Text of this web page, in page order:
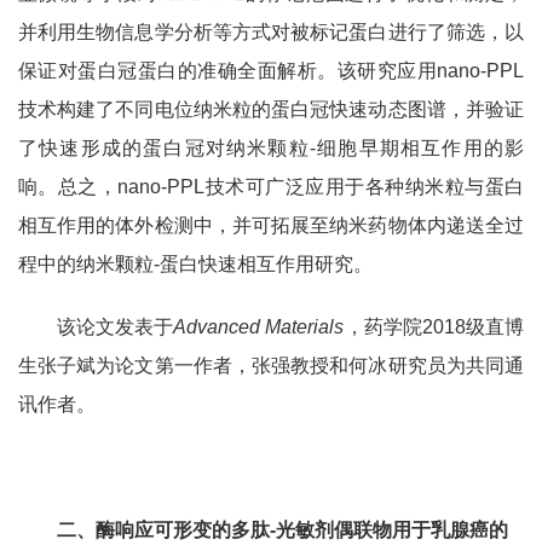
并利用生物信息学分析等方式对被标记蛋白进行了筛选，以
保证对蛋白冠蛋白的准确全面解析。该研究应用 nano-PPL
技术构建了不同电位纳米粒的蛋白冠快速动态图谱，并验证
了快速形成的蛋白冠对纳米颗粒-细胞早期相互作用的影
响。总之， nano-PPL技术可广泛应用于各种纳米粒与蛋白
相互作用的体外检测中，并可拓展至纳米药物体内递送全过
程中的纳米颗粒-蛋白快速相互作用研究。
该论文发表于Advanced Materials ，药学院2018级直博
生张子斌为论文第一作者，张强教授和何冰研究员为共同通
讯作者。
二、酶响应可形变的多肽-光敏剂偶联物用于乳腺癌的